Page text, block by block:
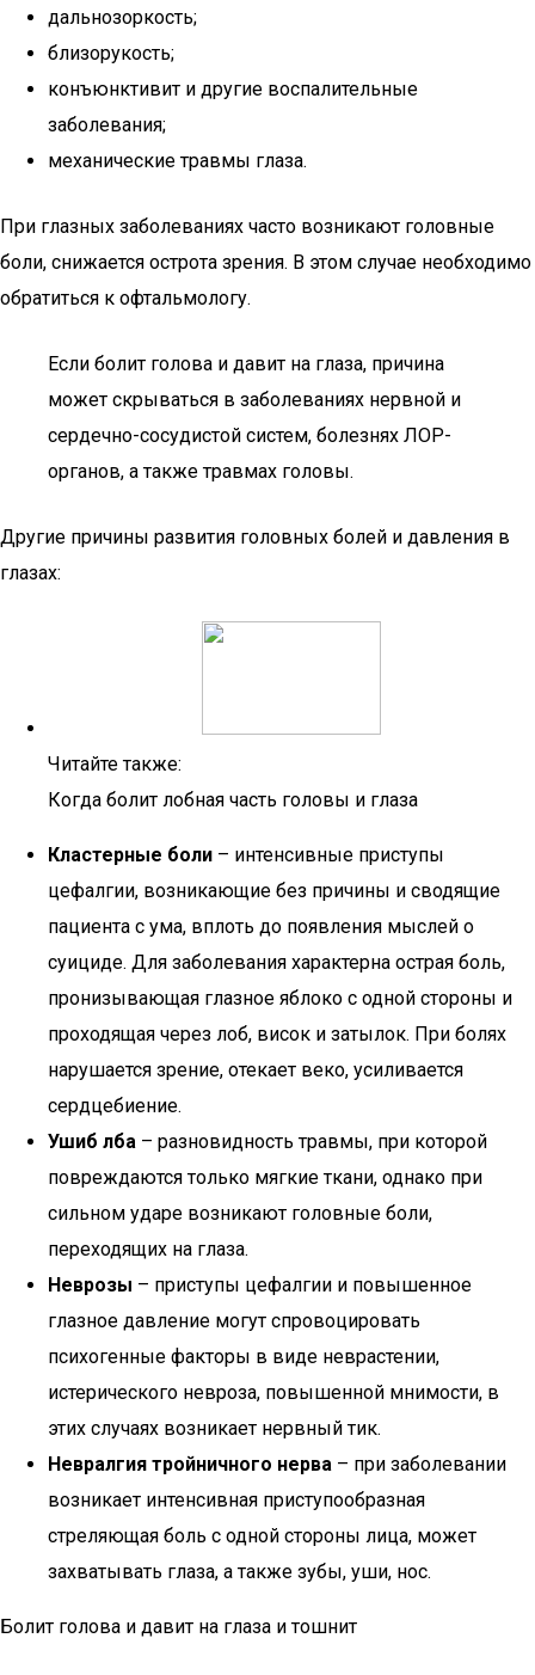
дальнозоркость;
близорукость;
конъюнктивит и другие воспалительные
заболевания;
механические травмы глаза.
При глазных заболеваниях часто возникают головные
боли, снижается острота зрения. В этом случае необходимо
обратиться к офтальмологу.
Если болит голова и давит на глаза, причина
может скрываться в заболеваниях нервной и
сердечно-сосудистой систем, болезнях ЛОР-
органов, а также травмах головы.
Другие причины развития головных болей и давления в
глазах:
Читайте также:
Когда болит лобная часть головы и глаза
Кластерные боли – интенсивные приступы
цефалгии, возникающие без причины и сводящие
пациента с ума, вплоть до появления мыслей о
суициде. Для заболевания характерна острая боль,
пронизывающая глазное яблоко с одной стороны и
проходящая через лоб, висок и затылок. При болях
нарушается зрение, отекает веко, усиливается
сердцебиение.
Ушиб лба – разновидность травмы, при которой
повреждаются только мягкие ткани, однако при
сильном ударе возникают головные боли,
переходящих на глаза.
Неврозы – приступы цефалгии и повышенное
глазное давление могут спровоцировать
психогенные факторы в виде неврастении,
истерического невроза, повышенной мнимости, в
этих случаях возникает нервный тик.
Невралгия тройничного нерва – при заболевании
возникает интенсивная приступообразная
стреляющая боль с одной стороны лица, может
захватывать глаза, а также зубы, уши, нос.
Болит голова и давит на глаза и тошнит